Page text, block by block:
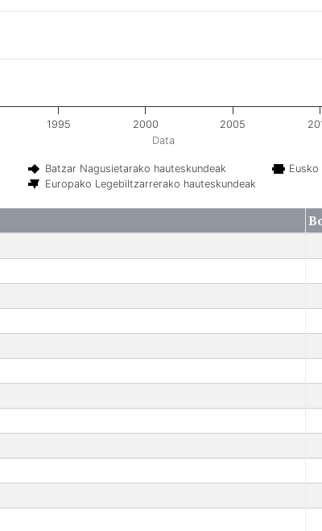
Data
Batzar Nagusietarako hauteskundeak
Europako Legebiltzarrerako hauteskundeak
1995 2000 2005